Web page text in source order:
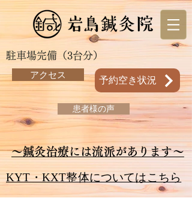
駐車場完備（3台分）
アクセス
予約空き状況
患者様の声
～鍼灸治療には流派があります～
KYT・KXT整体についてはこちら